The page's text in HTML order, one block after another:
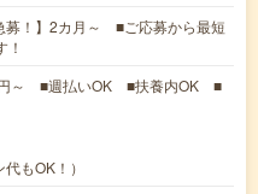
募！】2カ月～ ■ご応募から最短
円～ ■週払いOK ■扶養内OK ■
もOK！）